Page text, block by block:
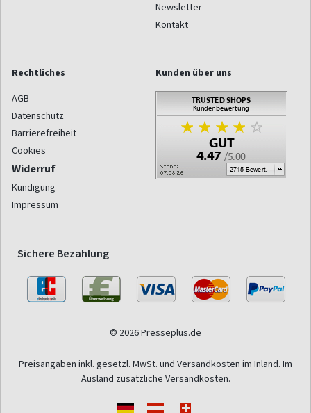
Newsletter
Kontakt
Rechtliches
AGB
Datenschutz
Barrierefreiheit
Cookies
Widerruf
Kündigung
Impressum
Kunden über uns
Sichere Bezahlung
© 2026 Presseplus.de
Preisangaben inkl. gesetzl. MwSt. und Versandkosten im Inland. Im
Ausland zusätzliche Versandkosten.